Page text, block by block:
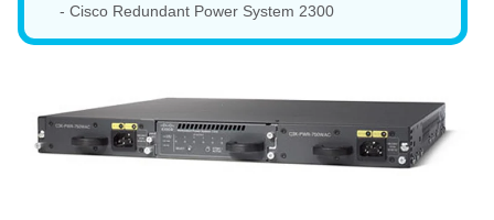
- Cisco Redundant Power System 2300